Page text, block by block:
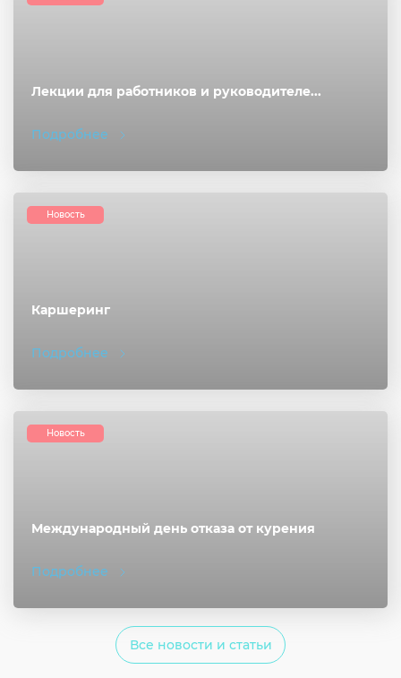
Лекции для работников и руководителе...
Подробнее
Каршеринг
Подробнее
Новость
Международный день отказа от курения
Подробнее
Новость
Все новости и статьи